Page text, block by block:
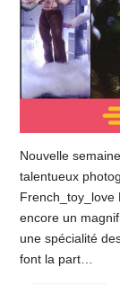
Nouvelle
talentueux
French_toy_love
encore un
une spécialité
font la part…